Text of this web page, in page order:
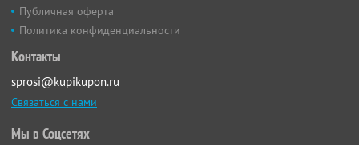
Публичная оферта
Политика конфиденциальности
Контакты
sprosi@kupikupon.ru
Связаться с нами
Мы в Соцсетях